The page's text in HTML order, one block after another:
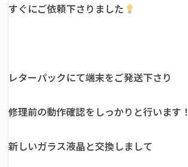
すぐにご依頼下さりました
レターパックにて端末をご発送下さり
修理前の動作確認をしっかりと行います！
新しいガラス液晶と交換しまして